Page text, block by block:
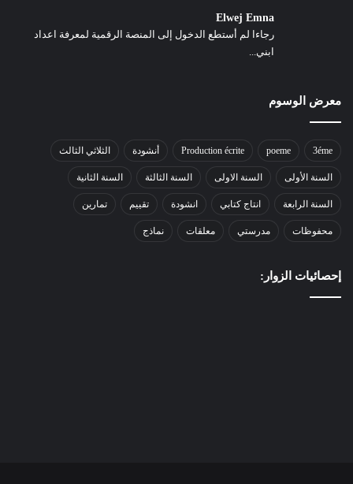
Elwej Emna
رجاءا لم أستطع الدخول إلى المنصة الرقمية لمعرفة اعداد
ابني...
معرض الوسوم
3éme
poeme
Production écrite أنشودة الثلاثي الثالث
السنة الأولى السنة الاولى السنة الثالثة السنة الثانية
السنة الرابعة انتاج كتابي انشودة تقييم تمارين
محفوظات مدرستي معلقات نماذج
إحصائيات الزوار: